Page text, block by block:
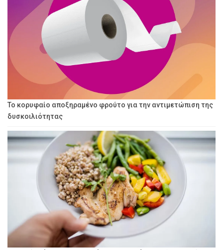
Το κορυφαίο αποξηραμένο φρούτο για την αντιμετώπιση της
δυσκοιλιότητας